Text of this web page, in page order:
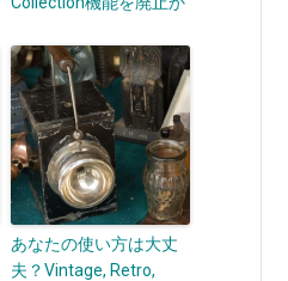
あなたの使い方は大丈
夫？Vintage, Retro,